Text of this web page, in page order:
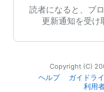
読者になると、ブ
更新通知を受け
Copyright (C)
ヘルプ
ガイドラ
利用